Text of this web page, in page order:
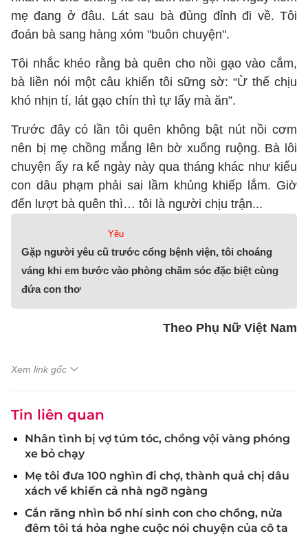
mẹ đang ở đâu. Lát sau bà đủng đỉnh đi về. Tôi
đoán bà sang hàng xóm "buôn chuyện".
Tôi nhắc khéo rằng bà quên cho nồi gạo vào cắm,
bà liền nói một câu khiến tôi sững sờ: “Ừ thế chịu
khó nhịn tí, lát gạo chín thì tự lấy mà ăn”.
Trước đây có lần tôi quên không bật nút nồi cơm
nên bị mẹ chồng mắng lên bờ xuống ruộng. Bà lôi
chuyện ấy ra kể ngày này qua tháng khác như kiểu
con dâu phạm phải sai lầm khủng khiếp lắm. Giờ
đến lượt bà quên thì… tôi là người chịu trận...
Yêu
Gặp người yêu cũ trước cổng bệnh viện, tôi choáng
váng khi em bước vào phòng chăm sóc đặc biệt cùng
đứa con thơ
Theo Phụ Nữ Việt Nam
Xem link gốc
Tin liên quan
Nhân tình bị vợ túm tóc, chồng vội vàng phóng
xe bỏ chạy
Mẹ tôi đưa 100 nghìn đi chợ, thành quả chị dâu
xách về khiến cả nhà ngỡ ngàng
Cắn răng nhìn bồ nhí sinh con cho chồng, nửa
đêm tôi tá hỏa nghe cuộc nói chuyện của cô ta